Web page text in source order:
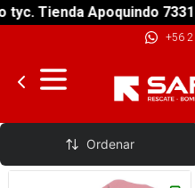
Tienda Apoquindo 7331.
+56
Faroles + 100 Lumens
Ordenar